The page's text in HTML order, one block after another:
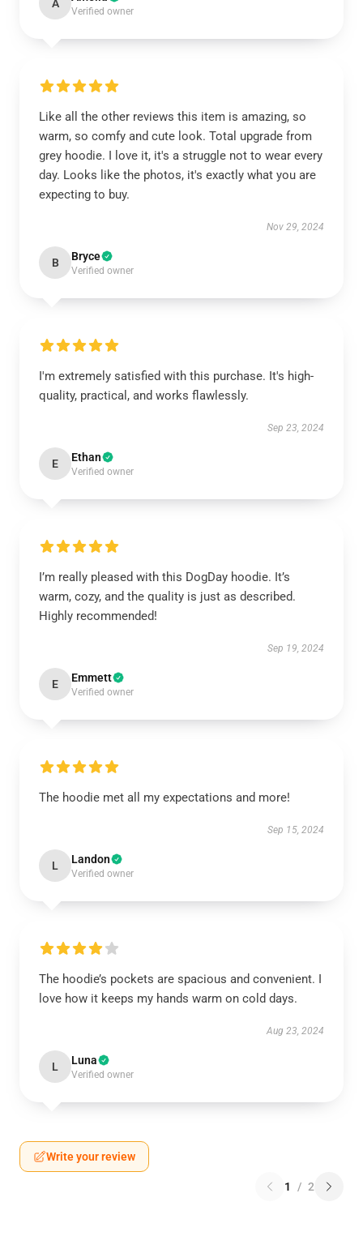
A
Verified owner
Like all the other reviews this item is amazing, so
warm, so comfy and cute look. Total upgrade from
grey hoodie. I love it, it's a struggle not to wear every
day. Looks like the photos, it's exactly what you are
expecting to buy.
Nov 29, 2024
B Bryce
Verified owner
I'm extremely satisfied with this purchase. It's high-
quality, practical, and works flawlessly.
Sep 23, 2024
E Ethan
Verified owner
I’m really pleased with this DogDay hoodie. It’s
warm, cozy, and the quality is just as described.
Highly recommended!
Sep 19, 2024
E Emmett
Verified owner
The hoodie met all my expectations and more!
Sep 15, 2024
L Landon
Verified owner
The hoodie’s pockets are spacious and convenient. I
love how it keeps my hands warm on cold days.
Aug 23, 2024
L Luna
Verified owner
Write your review
1 / 2